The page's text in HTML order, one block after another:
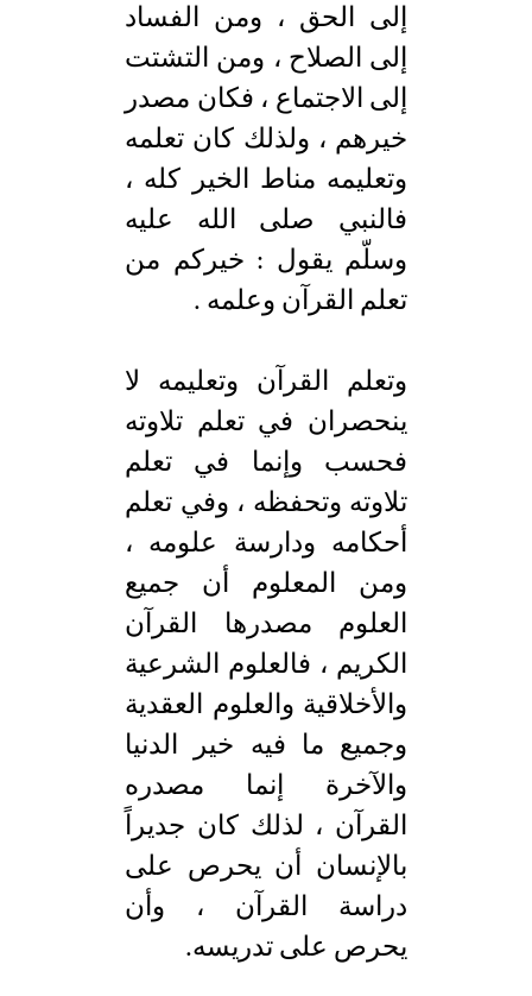
إلى الحق ، ومن الفساد
إلى الصلاح ، ومن التشتت
إلى الاجتماع ، فكان مصدر
خيرهم ، ولذلك كان تعلمه
وتعليمه مناط الخير كله ،
فالنبي صلى الله عليه
وسلّم يقول : خيركم من
تعلم القرآن وعلمه .
وتعلم القرآن وتعليمه لا
ينحصران في تعلم تلاوته
فحسب وإنما في تعلم
تلاوته وتحفظه ، وفي تعلم
أحكامه ودارسة علومه ،
ومن المعلوم أن جميع
العلوم مصدرها القرآن
الكريم ، فالعلوم الشرعية
والأخلاقية والعلوم العقدية
وجميع ما فيه خير الدنيا
والآخرة إنما مصدره
القرآن ، لذلك كان جديراً
بالإنسان أن يحرص على
دراسة القرآن ، وأن
يحرص على تدريسه.